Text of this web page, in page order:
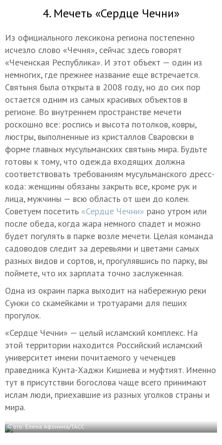
4. Мечеть «Сердце Чечни»
Из официального лексикона региона постепенно
исчезло слово «Чечня», сейчас здесь говорят
«Чеченская Республика». И этот объект — один из
немногих, где прежнее название еще встречается.
Святыня была открыта в 2008 году, но до сих пор
остается одним из самых красивых объектов в
регионе. Во внутреннем пространстве мечети
роскошно все: роспись и высота потолков, ковры,
люстры, выполненные из кристаллов Сваровски в
форме главных мусульманских святынь мира. Будьте
готовы к тому, что одежда входящих должна
соответствовать требованиям мусульманского дресс-
кода: женщины обязаны закрыть все, кроме рук и
лица, мужчины — всю область от шеи до колен.
Советуем посетить «Сердце Чечни» рано утром или
после обеда, когда жара немного спадет и можно
будет погулять в парке возле мечети. Целая команда
садоводов следит за деревьями и цветами самых
разных видов и сортов, и, прогулявшись по парку, вы
поймете, что их зарплата точно заслуженная.
Одна из окраин парка выходит на набережную реки
Сунжи со скамейками и тротуарами для пеших
прогулок.
«Сердце Чечни» — целый исламский комплекс. На
этой территории находится Российский исламский
университет имени почитаемого у чеченцев
праведника Кунта-Хаджи Кишиева и муфтият. Именно
тут в присутствии богослова чаще всего принимают
ислам люди, приехавшие из разных уголков страны и
мира.
Фото: Елена Афонина/ТАСС